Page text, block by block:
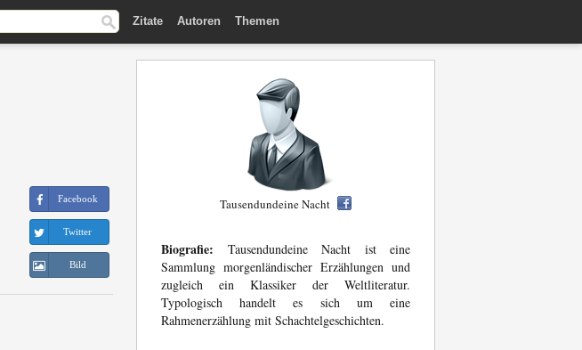
Zitate Autoren Themen
Facebook
Twitter
Bild
Tausendundeine Nacht
Biografie: Tausendundeine Nacht ist eine
Sammlung morgenländischer Erzählungen und
zugleich ein Klassiker der Weltliteratur.
Typologisch handelt es sich um eine
Rahmenerzählung mit Schachtelgeschichten.